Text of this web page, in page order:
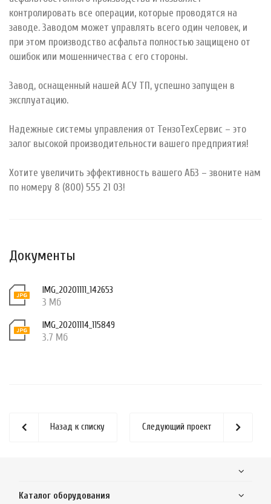
контролировать все операции, которые проводятся на
заводе. Заводом может управлять всего один человек, и
при этом производство асфальта полностью защищено от
ошибок или мошенничества с его стороны. ⠀
Завод, оснащенный нашей АСУ ТП, успешно запущен в
эксплуатацию. ⠀
Надежные системы управления от ТензоТехСервис – это
залог высокой производительности вашего предприятия!
Хотите увеличить эффективность вашего АБЗ – звоните нам
по номеру 8 (800) 555 21 03!
Документы
IMG_20201111_142653
3 Мб
IMG_20201114_115849
3.7 Мб
Назад к списку Следующий проект
Каталог оборудования